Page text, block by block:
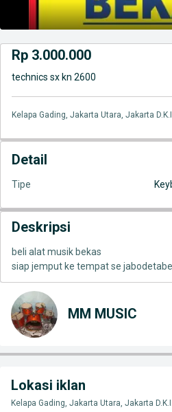
Rp 3.000.000
technics sx kn 2600
Kelapa Gading, Jakarta Utara, Jakarta
Detail
Tipe
Deskripsi
beli alat musik bekas
siap jemput ke tempat se
MM MUSIC
Lokasi iklan
Kelapa Gading, Jakarta Utara, Jakarta D.K.I.